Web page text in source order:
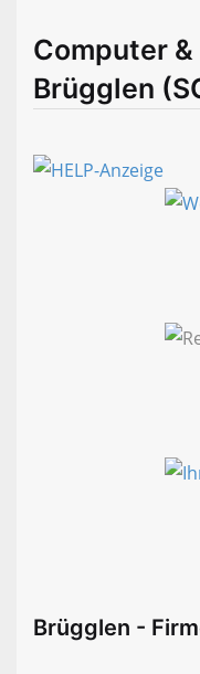
Computer
Brügglen
Brügglen -